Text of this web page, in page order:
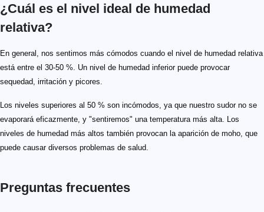
¿Cuál es el nivel ideal de humedad
relativa?
En general, nos sentimos más cómodos cuando el nivel de humedad relativa
está entre el 30-50 %. Un nivel de humedad inferior puede provocar
sequedad, irritación y picores.
Los niveles superiores al 50 % son incómodos, ya que nuestro sudor no se
evaporará eficazmente, y "sentiremos" una temperatura más alta. Los
niveles de humedad más altos también provocan la aparición de moho, que
puede causar diversos problemas de salud.
Preguntas frecuentes